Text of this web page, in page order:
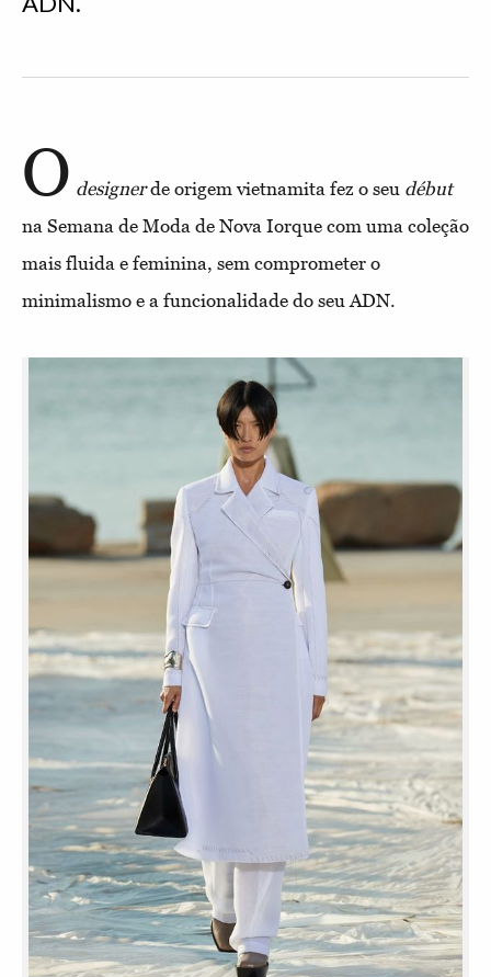
O designerde origem vietnamita fez o seu début
na Semana de Moda de Nova Iorque com uma coleção
mais fluida e feminina, sem comprometer o
minimalismo e a funcionalidade do seu ADN.